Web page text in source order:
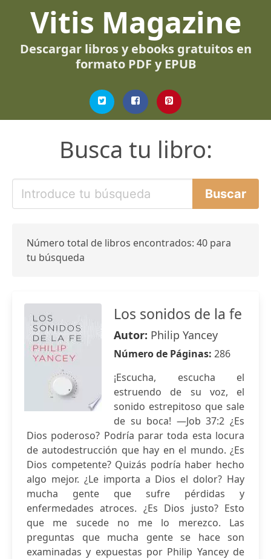
Vitis Magazine
Descargar libros y ebooks gratuitos en
formato PDF y EPUB
Busca tu libro:
Número total de libros encontrados: 40 para
tu búsqueda
Los sonidos de la fe
Autor: Philip Yancey
Número de Páginas: 286
¡Escucha, escucha el
estruendo de su voz, el
sonido estrepitoso que sale
de su boca! —Job 37:2 ¿Es
Dios poderoso? Podría parar toda esta locura
de autodestrucción que hay en el mundo. ¿Es
Dios competente? Quizás podría haber hecho
algo mejor. ¿Le importa a Dios el dolor? Hay
mucha gente que sufre pérdidas y
enfermedades atroces. ¿Es Dios justo? Esto
que me sucede no me lo merezco. Las
preguntas que mucha gente se hace son
examinadas y expuestas por Philip Yancey de